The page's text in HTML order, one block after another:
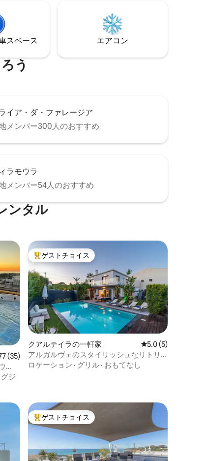
ス⁠ペ⁠ー⁠ス エアコン
う
イア・ダ・ファレージア
メンバー300人のおすすめ
ラモウラ
メンバー54人のおすすめ
ンタル
ー35件、5つ星中4.77つ星の平均評価
(35)
ジ
大好評のゲストチョイスです。
ゲストチョイス
クアルテイラの一軒家 レビュー5件、5つ
5.0 (5)
アルガルヴェのスタイリッシュなリトリ
ート - プライベートプールとビーチが近く
ロケーション · グリル · おもてなし
大好評のゲストチョイスです。
ゲストチョイス